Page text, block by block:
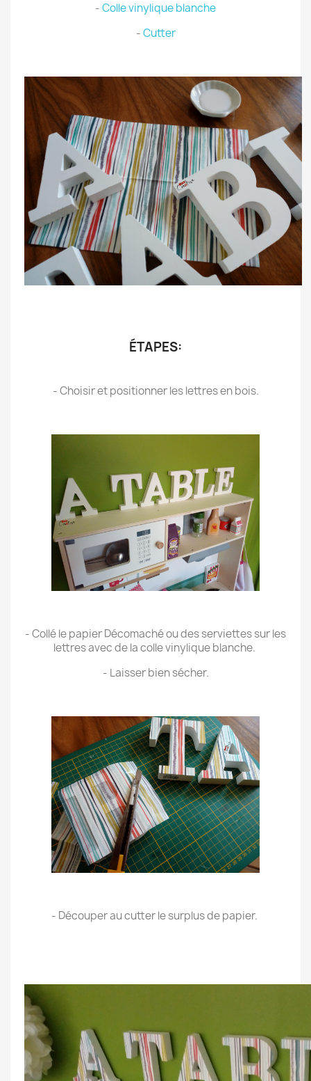
-Colle vinylique blanche
-Cutter
ÉTAPES:
- Choisir et positionner les lettres en bois.
- Collé le papier Décomaché ou des serviettes sur les
lettres avec de la colle vinylique blanche.
- Laisser bien sécher.
- Découper au cutter le surplus de papier.